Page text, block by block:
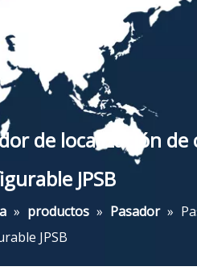
de localización
JPSB
» productos » Pasador »
JPSB